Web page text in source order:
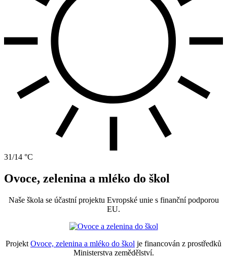
31/14 °C
Ovoce, zelenina a mléko do škol
Naše škola se účastní projektu Evropské unie s finanční podporou
EU.
Projekt Ovoce, zelenina a mléko do škol je financován z prostředků
Ministerstva zemědělství.